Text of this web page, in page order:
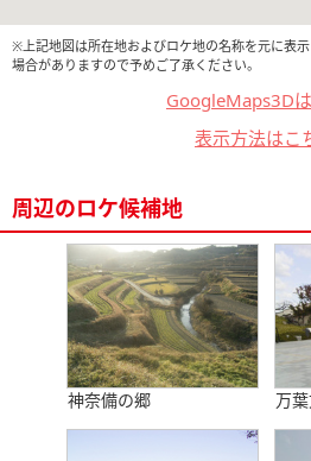
※上記地図は所在地およびロケ地の名称を元に表
場合がありますので予めご了承ください。
GoogleMaps3D
表示方法はこ
周辺のロケ候補地
神奈備の郷 万